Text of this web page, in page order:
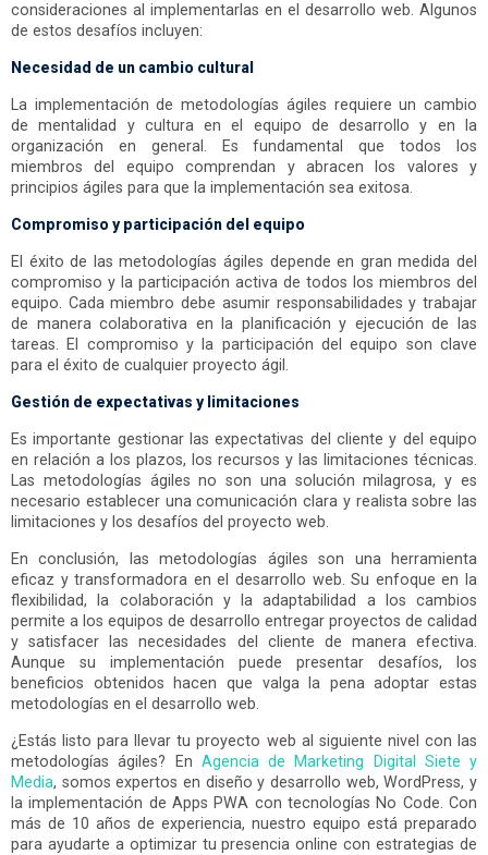
consideraciones al implementarlas en el desarrollo web. Algunos
de estos desafíos incluyen:
Necesidad de un cambio cultural
La implementación de metodologías ágiles requiere un cambio
de mentalidad y cultura en el equipo de desarrollo y en la
organización en general. Es fundamental que todos los
miembros del equipo comprendan y abracen los valores y
principios ágiles para que la implementación sea exitosa.
Compromiso y participación del equipo
El éxito de las metodologías ágiles depende en gran medida del
compromiso y la participación activa de todos los miembros del
equipo. Cada miembro debe asumir responsabilidades y trabajar
de manera colaborativa en la planificación y ejecución de las
tareas. El compromiso y la participación del equipo son clave
para el éxito de cualquier proyecto ágil.
Gestión de expectativas y limitaciones
Es importante gestionar las expectativas del cliente y del equipo
en relación a los plazos, los recursos y las limitaciones técnicas.
Las metodologías ágiles no son una solución milagrosa, y es
necesario establecer una comunicación clara y realista sobre las
limitaciones y los desafíos del proyecto web.
En conclusión, las metodologías ágiles son una herramienta
eficaz y transformadora en el desarrollo web. Su enfoque en la
flexibilidad, la colaboración y la adaptabilidad a los cambios
permite a los equipos de desarrollo entregar proyectos de calidad
y satisfacer las necesidades del cliente de manera efectiva.
Aunque su implementación puede presentar desafíos, los
beneficios obtenidos hacen que valga la pena adoptar estas
metodologías en el desarrollo web.
¿Estás listo para llevar tu proyecto web al siguiente nivel con las
metodologías ágiles? En Agencia de Marketing Digital Siete y
Media, somos expertos en diseño y desarrollo web, WordPress, y
la implementación de Apps PWA con tecnologías No Code. Con
más de 10 años de experiencia, nuestro equipo está preparado
para ayudarte a optimizar tu presencia online con estrategias de